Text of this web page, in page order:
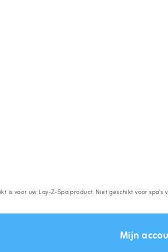
voor uw Lay-Z-Spa product. Niet geschikt voor spa's
Mijn